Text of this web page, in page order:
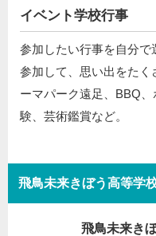
イベント学校行事
参加したい行事を自分で
参加して、思い出をた
ーマパーク遠足、BBQ
験、芸術鑑賞など。
飛鳥未来きぼう高等学
飛鳥未来き